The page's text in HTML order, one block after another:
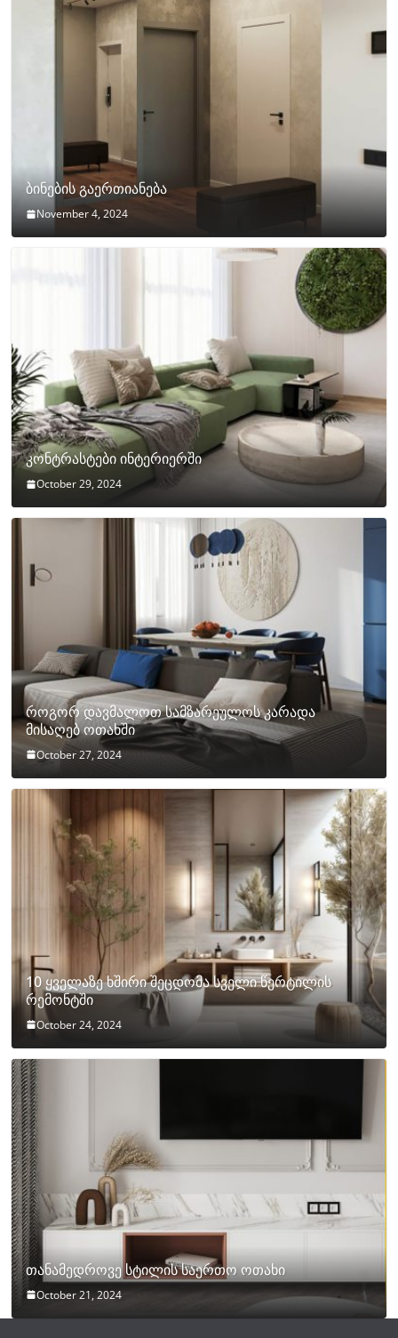
ბინების გაერთიანება
November 4, 2024
კონტრასტები ინტერიერში
October 29, 2024
როგორ დავმალოთ სამზარეულოს კარადა
მისაღებ ოთახში
October 27, 2024
10 ყველაზე ხშირი შეცდომა სველი წერტილის
რემონტში
October 24, 2024
თანამედროვე სტილის საერთო ოთახი
October 21, 2024